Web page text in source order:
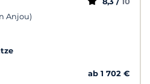
Anjou)
ab 1 702 €